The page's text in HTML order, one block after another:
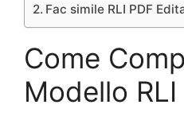
Fac simile RLI PDF
Come
Modello RLI